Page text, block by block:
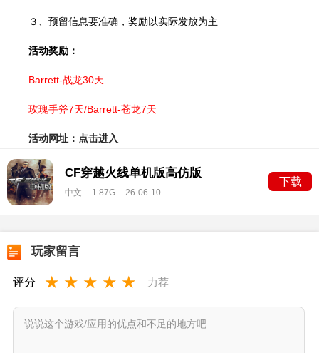
３、预留信息要准确，奖励以实际发放为主
活动奖励：
Barrett-战龙30天
玫瑰手斧7天/Barrett-苍龙7天
活动网址：点击进入
CF穿越火线单机版高仿版
中文 1.87G 26-06-10
下载
玩家留言
评分 ★ ★ ★ ★ ★ 力荐